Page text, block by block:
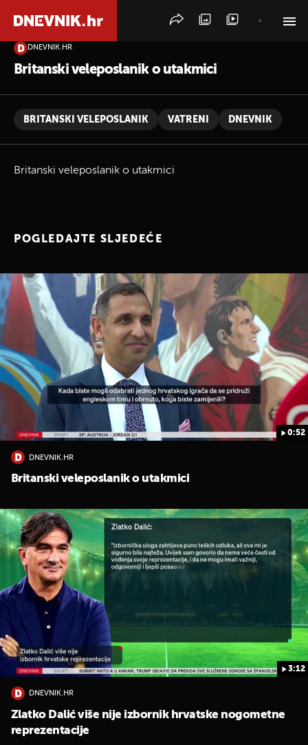
DNEVNIK.HR
Britanski veleposlanik o utakmici
BRITANSKI VELEPOSLANIK VATRENI DNEVNIK
Britanski veleposlanik o utakmici
POGLEDAJTE SLJEDEĆE
0:52
DNEVNIK.HR
Britanski veleposlanik o utakmici
3:12
DNEVNIK.HR
Zlatko Dalić više nije izbornik hrvatske nogometne
reprezentacije
PRETRAŽITE VIJESTI